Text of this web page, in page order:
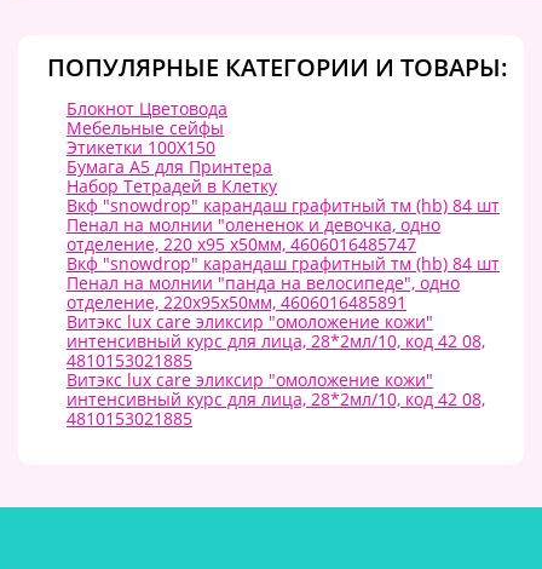
ПОПУЛЯРНЫЕ КАТЕГОРИИ И ТОВАРЫ:
Блокнот Цветовода
Мебельные сейфы
Этикетки 100Х150
Бумага А5 для Принтера
Набор Тетрадей в Клетку
Вкф "snowdrop" карандаш графитный тм (hb) 84 шт
Пенал на молнии "олененок и девочка, одно
отделение, 220 х95 х50мм, 4606016485747
Вкф "snowdrop" карандаш графитный тм (hb) 84 шт
Пенал на молнии "панда на велосипеде", одно
отделение, 220х95х50мм, 4606016485891
Витэкс lux care эликсир "омоложение кожи"
интенсивный курс для лица, 28*2мл/10, код 42 08,
4810153021885
Витэкс lux care эликсир "омоложение кожи"
интенсивный курс для лица, 28*2мл/10, код 42 08,
4810153021885